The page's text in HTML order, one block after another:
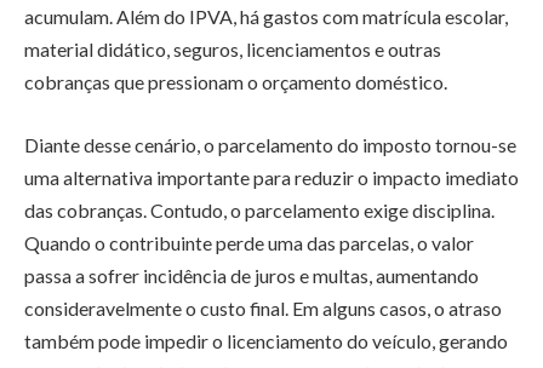
acumulam. Além do IPVA, há gastos com matrícula escolar,
material didático, seguros, licenciamentos e outras
cobranças que pressionam o orçamento doméstico.
Diante desse cenário, o parcelamento do imposto tornou-se
uma alternativa importante para reduzir o impacto imediato
das cobranças. Contudo, o parcelamento exige disciplina.
Quando o contribuinte perde uma das parcelas, o valor
passa a sofrer incidência de juros e multas, aumentando
consideravelmente o custo final. Em alguns casos, o atraso
também pode impedir o licenciamento do veículo, gerando